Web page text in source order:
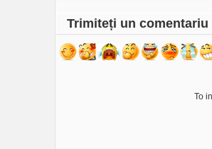
Trimiteți un comentariu
To